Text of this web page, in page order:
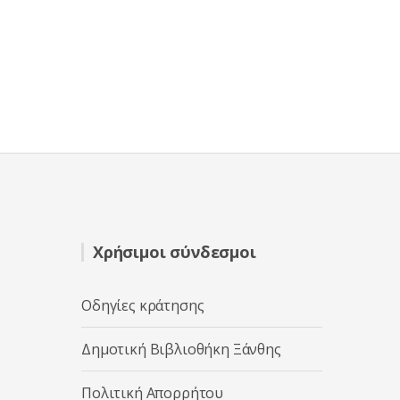
Χρήσιμοι σύνδεσμοι
Οδηγίες κράτησης
Δημοτική Βιβλιοθήκη Ξάνθης
Πολιτική Απορρήτου